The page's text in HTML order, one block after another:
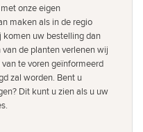
onze eigen
maken als in de regio
uw bestelling dan
de planten verlenen wij
te voren geïnformeerd
zal worden. Bent u
Dit kunt u zien als u uw